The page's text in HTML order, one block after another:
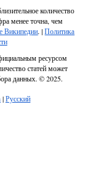
количество
менее точна, чем
Википедии. |Политика
ресурсом
статей может
данных. © 2025.
|Русский